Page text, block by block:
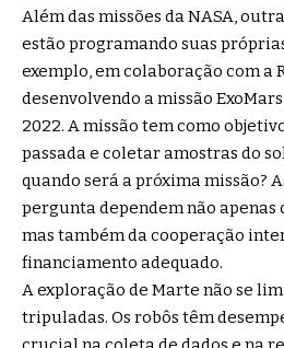
Além das missões da NASA,
estão programando suas
exemplo, em colaboração com a
desenvolvendo a missão
2022. A missão tem como
passada e coletar amostras do
quando será a próxima missão?
pergunta dependem não apenas
mas também da cooperação
financiamento adequado.
A exploração de Marte não se
tripuladas. Os robôs têm